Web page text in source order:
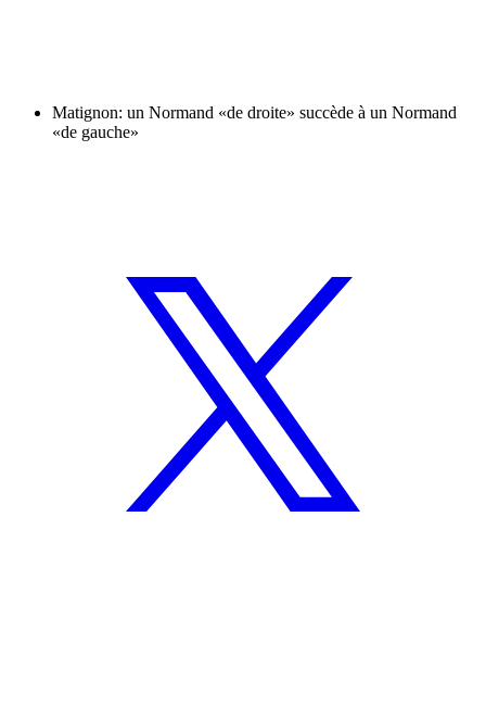
Matignon: un Normand «de droite» succède à un Normand
«de gauche»